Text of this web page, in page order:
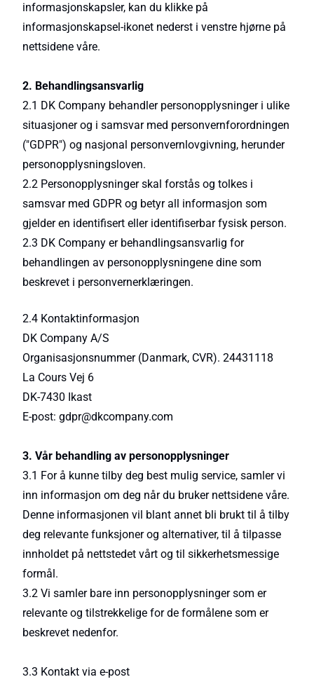
informasjonskapsler, kan du klikke på
informasjonskapsel-ikonet nederst i venstre hjørne på
nettsidene våre.
2. Behandlingsansvarlig
2.1 DK Company behandler personopplysninger i ulike
situasjoner og i samsvar med personvernforordningen
("GDPR") og nasjonal personvernlovgivning, herunder
personopplysningsloven.
2.2 Personopplysninger skal forstås og tolkes i
samsvar med GDPR og betyr all informasjon som
gjelder en identifisert eller identifiserbar fysisk person.
2.3 DK Company er behandlingsansvarlig for
behandlingen av personopplysningene dine som
beskrevet i personvernerklæringen.
2.4 Kontaktinformasjon
DK Company A/S
Organisasjonsnummer (Danmark, CVR). 24431118
La Cours Vej 6
DK-7430 Ikast
E-post: gdpr@dkcompany.com
3. Vår behandling av personopplysninger
3.1 For å kunne tilby deg best mulig service, samler vi
inn informasjon om deg når du bruker nettsidene våre.
Denne informasjonen vil blant annet bli brukt til å tilby
deg relevante funksjoner og alternativer, til å tilpasse
innholdet på nettstedet vårt og til sikkerhetsmessige
formål.
3.2 Vi samler bare inn personopplysninger som er
relevante og tilstrekkelige for de formålene som er
beskrevet nedenfor.
3.3 Kontakt via e-post